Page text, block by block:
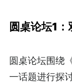
圆桌论坛1
圆桌论坛围绕
一话题进行探